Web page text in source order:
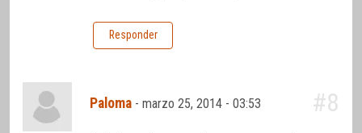
Responder
Paloma -marzo 25, 2014 - 03:53 #8